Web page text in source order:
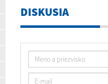
DISKUSIA